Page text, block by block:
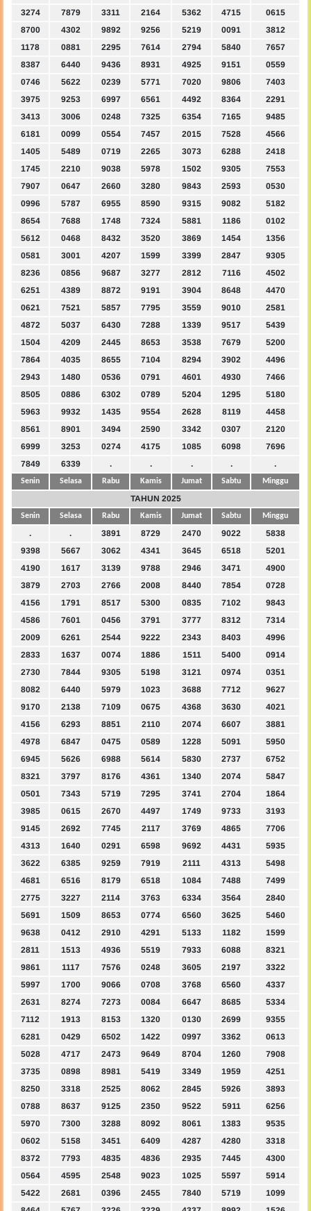
3274 7879 3311 2164 5362 4715
0615
8700
4302 9892 9256 5219 0091
3812
1178
0881 2295 7614 2794 5840
7657
8387
6440 9436 8931 4925 9151
0559
0746
5622 0239 5771 7020 9806
7403
3975
9253 6997 6561 4492 8364
2291
3413
3006 0248 7325 6354 7165
9485
6181
0099 0554 7457 2015 7528
4566
1405
5489 0719 2265 3073 6288
2418
1745
2210 9038 5978 1502 9305
7553
7907
0647 2660 3280 9843 2593
0530
0996
5787 6955 8590 9315 9082
5182
8654
7688 1748 7324 5881 1186
0102
5612
0468 8432 3520 3869 1454
1356
0581
3001 4207 1599 3399 2847
9305
8236
0856 9687 3277 2812 7116
4502
6251
4389 8872 9191 3904 8648
4470
0621
7521 5857 7795 3559 9010
2581
4872
5037 6430 7288 1339 9517
5439
1504
4209 2445 8653 3538 7679
5200
7864
4035 8655 7104 8294 3902
4496
2943
1480 0536 0791 4601 4930
7466
8505
0886 6302 0789 5204 1295
5180
5963
9932 1435 9554 2628 8119
4458
8561
8901 3494 2590 3342 0307
2120
6999
3253 0274 4175 1085 6098
7696
7849
6339 . . . . .
Senin Selasa Rabu Kamis Jumat Sabtu Minggu
TAHUN 2025
Senin Selasa Rabu Kamis Jumat Sabtu Minggu
. . 3891 8729 2470 9022
5838
9398
5667 3062 4341 3645 6518
5201
4190
1617 3139 9788 2946 3471
4900
3879
2703 2766 2008 8440 7854
0728
4156
1791 8517 5300 0835 7102
9843
4586
7601 0456 3791 3777 8312
7314
2009
6261 2544 9222 2343 8403
4996
2833
1637 0074 1886 1511 5400
0914
2730
7844 9305 5198 3121 0974
0351
8082
6440 5979 1023 3688 7712
9627
9170
2138 7109 0675 4368 3630
4021
4156
6293 8851 2110 2074 6607
3881
4978
6847 0475 0589 1228 5091
5950
6945
5626 6988 5614 5830 2737
6752
8321
3797 8176 4361 1340 2074
5847
0501
7343 5719 7295 3741 2704
1864
3985
0615 2670 4497 1749 9733
3193
9145
2692 7745 2117 3769 4865
7706
4313
1640 0291 6598 9692 4431
5935
3622
6385 9259 7919 2111 4313
5498
4681
6516 8179 6518 1084 7488
7499
2775
3227 2114 3763 6334 3564
2840
5691
1509 8653 0774 6560 3625
5460
9638
0412 2910 4291 5133 1182
1599
2811
1513 4936 5519 7933 6088
8321
9861
1117 7576 0248 3605 2197
3322
5997
1700 9066 0708 3768 6560
4337
2631
8274 7273 0084 6647 8685
5334
7112
1913 8153 1320 0130 2699
9355
6281
0429 6502 1422 0997 3362
0613
5028
4717 2473 9649 8704 1260
7908
3735
0898 8981 5419 3349 1959
4251
8250
3318 2525 8062 2845 5926
3893
0788
8637 9125 2350 9522 5911
6256
5970
7300 3288 8092 8061 1383
9535
0602
5158 3451 6409 4287 4280
3318
8372
7793 4835 4836 2935 7445
4300
0564
4595 2548 9023 1025 5597
5914
5422
2681 0396 2455 7840 5719
1099